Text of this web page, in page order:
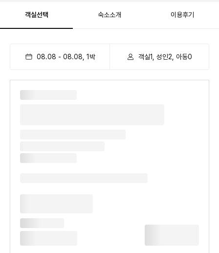
객실선택 숙소소개 이용후기
08.08 - 08.08 1 박 객실1, 성인2, 아동0